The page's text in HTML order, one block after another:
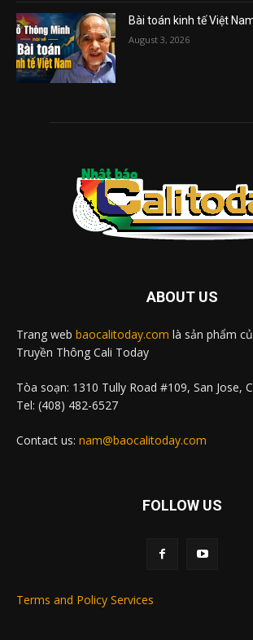
Bài toán kinh tế Việt
August 3, 2026
ABOUT US
Trang web baocalitoday.com là sản phẩm
Truyền Thông Cali Today
Tòa soạn: 1310 Tully Road #109, San Jose,
Tel: (408) 482-6527
Contact us: nam@baocalitoday.com
FOLLOW US
Terms and Policy Services